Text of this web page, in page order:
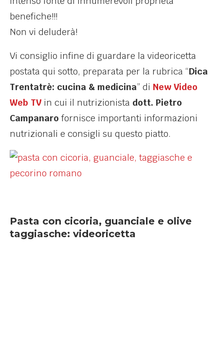
benefiche!!!
Non vi deluderà!
Vi consiglio infine di guardare la videoricetta
postata qui sotto, preparata per la rubrica “Dica
Trentatrè: cucina & medicina” di New Video
Web TV in cui il nutrizionista dott. Pietro
Campanaro fornisce importanti informazioni
nutrizionali e consigli su questo piatto.
Pasta con cicoria, guanciale e olive
taggiasche: videoricetta